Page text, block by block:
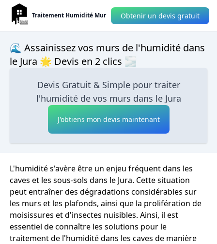
Traitement Humidité Mur Obtenir un devis gratuit
🌊 Assainissez vos murs de l'humidité dans
le Jura 🌟 Devis en 2 clics 🌫
Devis Gratuit & Simple pour traiter
l'humidité de vos murs dans le Jura
J'obtiens mon devis maintenant
L'humidité s'avère être un enjeu fréquent dans les
caves et les sous-sols dans le Jura. Cette situation
peut entraîner des dégradations considérables sur
les murs et les plafonds, ainsi que la prolifération de
moisissures et d'insectes nuisibles. Ainsi, il est
essentiel de connaître les solutions pour le
traitement de l'humidité dans les caves de manière